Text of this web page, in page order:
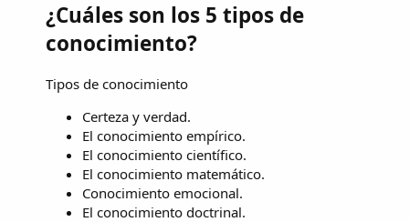
¿Cuáles son los 5 tipos de
conocimiento?
Tipos de conocimiento
Certeza y verdad.
El conocimiento empírico.
El conocimiento científico.
El conocimiento matemático.
Conocimiento emocional.
El conocimiento doctrinal.